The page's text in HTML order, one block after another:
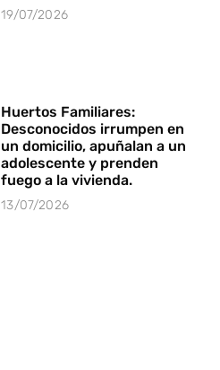
19/07/2026
Huertos Familiares:
Desconocidos irrumpen en
un domicilio, apuñalan a un
adolescente y prenden
fuego a la vivienda.
13/07/2026